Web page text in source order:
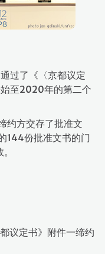
了《〈京都议定
始至2020年的第二个
方交存了批准文
144份批准文书的门
议定书》附件一缔约